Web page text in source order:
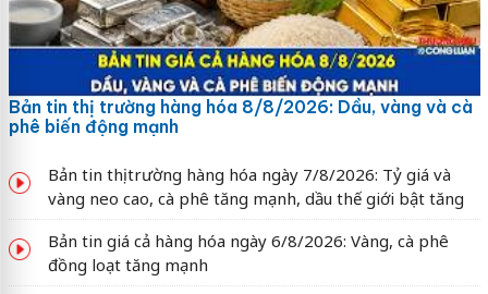
Bản tin thị trường hàng hóa 8/8/2026: Dầu, vàng và cà
phê biến động mạnh
Bản tin thị trường hàng hóa ngày 7/8/2026: Tỷ giá và
vàng neo cao, cà phê tăng mạnh, dầu thế giới bật tăng
Bản tin giá cả hàng hóa ngày 6/8/2026: Vàng, cà phê
đồng loạt tăng mạnh